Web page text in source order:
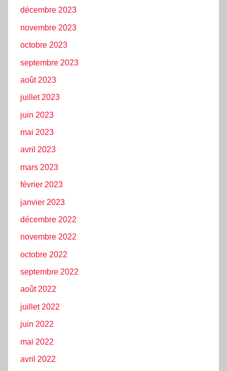
décembre 2023
novembre 2023
octobre 2023
septembre 2023
août 2023
juillet 2023
juin 2023
mai 2023
avril 2023
mars 2023
février 2023
janvier 2023
décembre 2022
novembre 2022
octobre 2022
septembre 2022
août 2022
juillet 2022
juin 2022
mai 2022
avril 2022